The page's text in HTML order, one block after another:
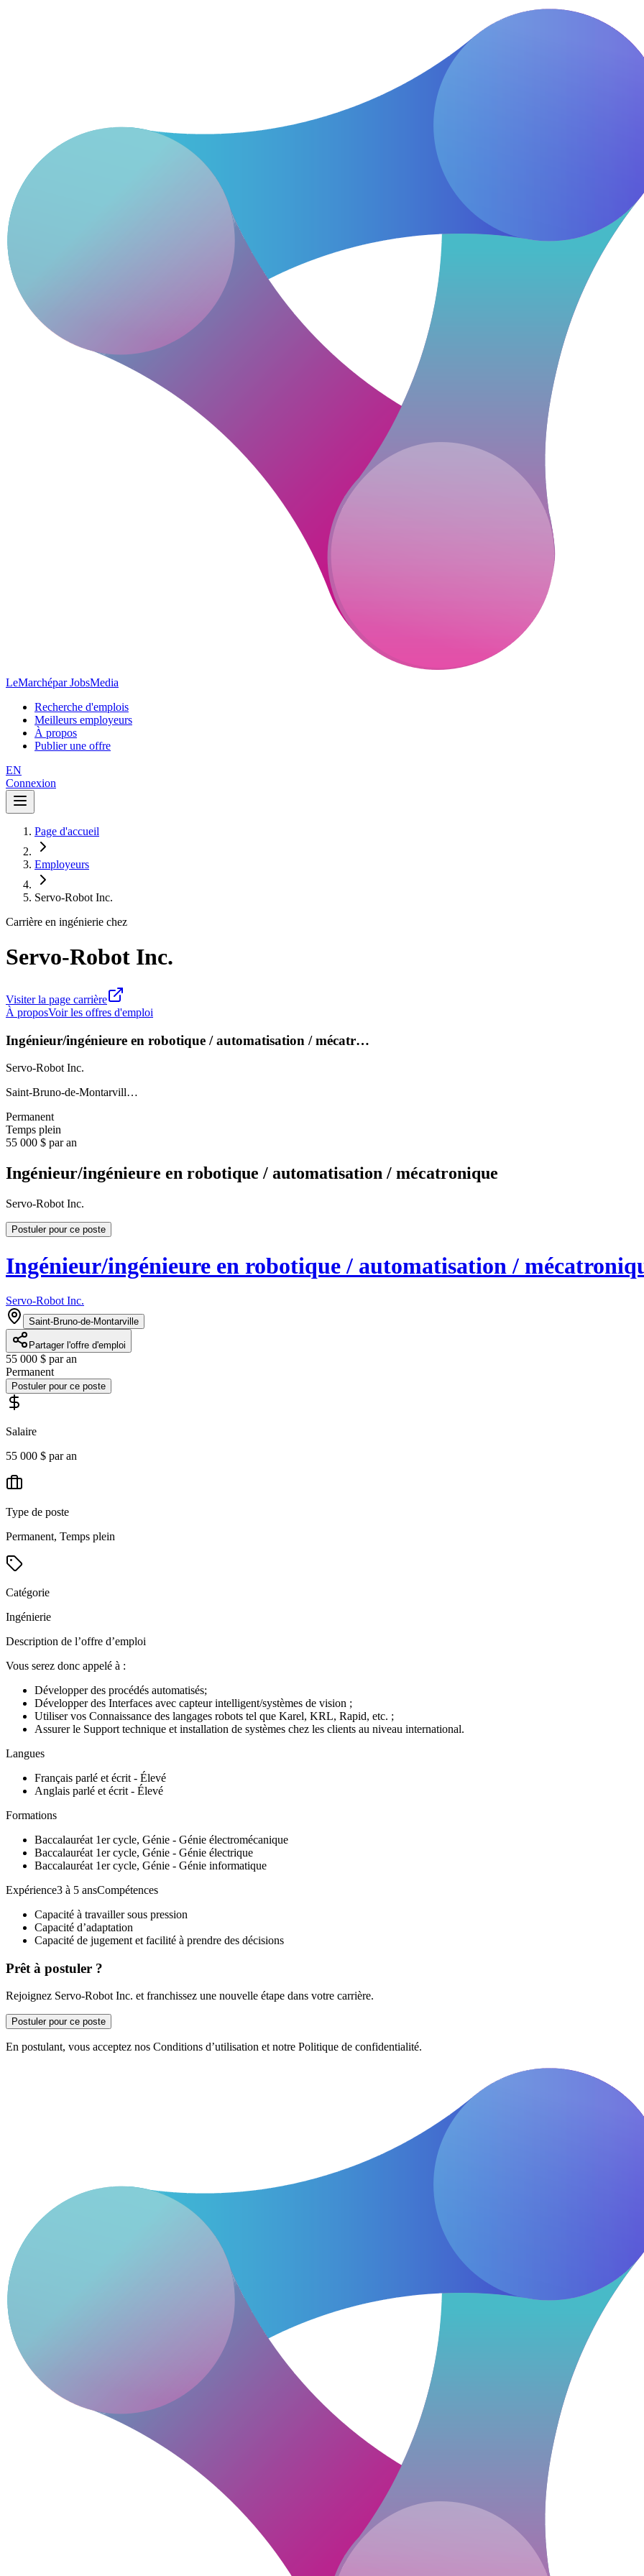
LeMarchépar JobsMedia
Recherche d'emplois
Meilleurs employeurs
À propos
Publier une offre
EN
Connexion
Page d'accueil
Employeurs
Servo-Robot Inc.
Carrière en ingénierie chez
Servo-Robot Inc.
Visiter la page carrière
À proposVoir les offres d'emploi
Ingénieur/ingénieure en robotique / automatisation / mécatr…
Servo-Robot Inc.
Saint-Bruno-de-Montarvill…
Permanent
Temps plein
55 000 $ par an
Ingénieur/ingénieure en robotique / automatisation / mécatronique
Servo-Robot Inc.
Postuler pour ce poste
Ingénieur/ingénieure en robotique / automatisation /
Servo-Robot Inc.
Saint-Bruno-de-Montarville
Partager l'offre d'emploi
55 000 $ par an
Permanent
Postuler pour ce poste
Salaire
55 000 $ par an
Type de poste
Permanent, Temps plein
Catégorie
Ingénierie
Description de l’offre d’emploi
Vous serez donc appelé à :
Développer des procédés automatisés;
Développer des Interfaces avec capteur intelligent/systèmes de vision ;
Utiliser vos Connaissance des langages robots tel que Karel, KRL, Rapid, etc. ;
Assurer le Support technique et installation de systèmes chez les clients au niveau international.
Langues
Français parlé et écrit - Élevé
Anglais parlé et écrit - Élevé
Formations
Baccalauréat 1er cycle, Génie - Génie électromécanique
Baccalauréat 1er cycle, Génie - Génie électrique
Baccalauréat 1er cycle, Génie - Génie informatique
Expérience3 à 5 ansCompétences
Capacité à travailler sous pression
Capacité d’adaptation
Capacité de jugement et facilité à prendre des décisions
Prêt à postuler ?
Rejoignez Servo-Robot Inc. et franchissez une nouvelle étape dans votre carrière.
Postuler pour ce poste
En postulant, vous acceptez nos Conditions d’utilisation et notre Politique de confidentialité.